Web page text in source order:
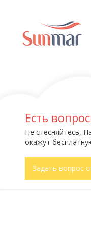
Есть
Не стесняйтесь,
окажут
Задать вопрос